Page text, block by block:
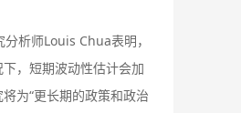
析师Louis Chua表明，
，短期波动性估计会加
为“更长期的政策和政治